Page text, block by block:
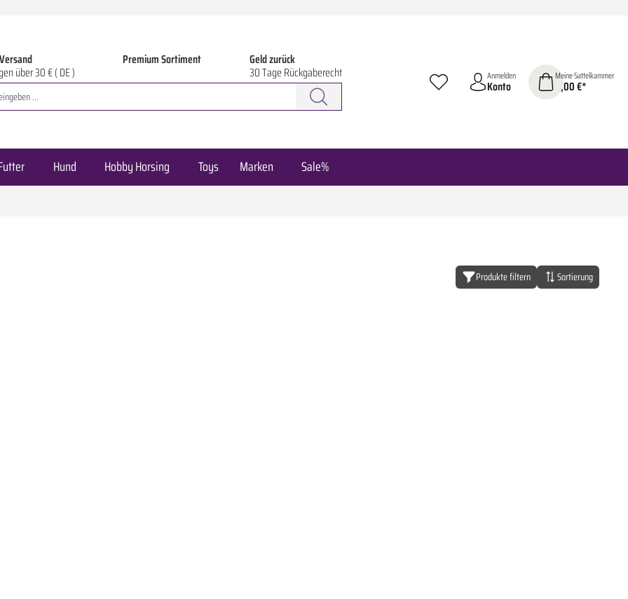
über 30 € ( DE )
Premium Sortiment Geld zurück
30 Tage Rückgaberecht Anmelden
Konto
Meine Sattelkammer
0,00 €*
Hund Hobby Horsing Toys Marken Sale%
Produkte filtern Sortierung